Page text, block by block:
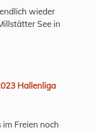
wieder
See in
Hallenliga
Freien noch